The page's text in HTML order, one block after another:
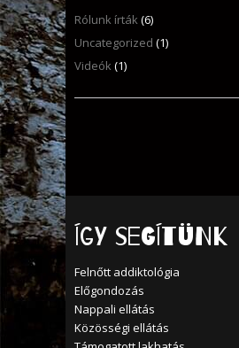
Rólunk írták(6)
Uncategorized (1)
Videók(1)
Így segítünk
Felnőtt addiktológia
Előgondozás
Nappali ellátás
Közösségi ellátás